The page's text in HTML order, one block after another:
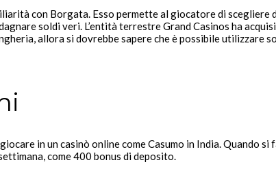
con Borgata. Esso permette al giocatore di scegliere
soldi veri. L’entità terrestre Grand Casinos ha
allora si dovrebbe sapere che è possibile utilizzare
in un casinò online come Casumo in India. Quando si
come 400 bonus di deposito.